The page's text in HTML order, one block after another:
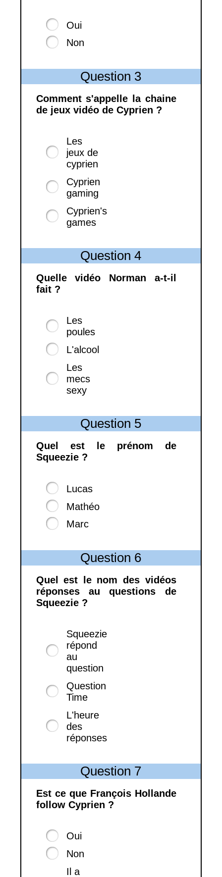
Oui
Non
Question 3
Comment s'appelle la chaine
de jeux vidéo de Cyprien ?
Les
jeux de
cyprien
Cyprien
gaming
Cyprien's
games
Question 4
Quelle vidéo Norman a-t-il
fait ?
Les
poules
L'alcool
Les
mecs
sexy
Question 5
Quel est le prénom de
Squeezie ?
Lucas
Mathéo
Marc
Question 6
Quel est le nom des vidéos
réponses au questions de
Squeezie ?
Squeezie
répond
au
question
Question
Time
L'heure
des
réponses
Question 7
Est ce que François Hollande
follow Cyprien ?
Oui
Non
Il a